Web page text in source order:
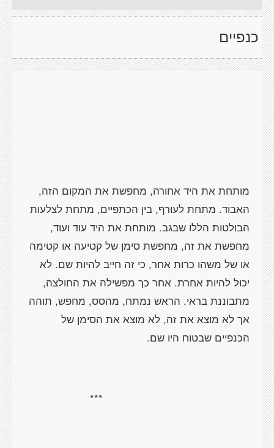
כנפיים
מותחת את היד אחורה, מחפשת את המקום הזה,
האבוד. מתחת לעורף, בין הכתפיים, מתחת לצלעות
הבולטות הללו שבגב. מותחת את היד עוד ועוד,
מחפשת את זה, מחפשת סימן של קטיעה או קטימה
או של משהו כרות אחר, כי זה חייב להיות שם. לא
יכול להיות אחרת. אחר כך מפשילה את החולצה,
מתבוננת בראי. הראש נמתח, מהסס, מחפש, תוהה
אך לא מוצא את זה, לא מוצא את הסימן של
הכנפיים שבטוח היו שם.
***